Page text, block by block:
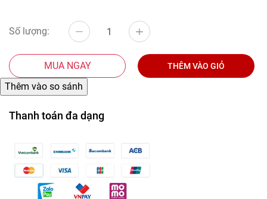
Số lượng:
MUA NGAY THÊM VÀO GIỎ
Thanh toán đa dạng